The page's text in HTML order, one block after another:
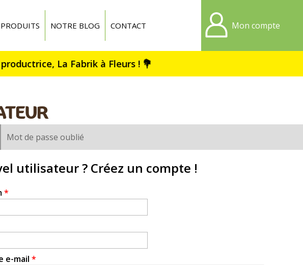
NOTRE BLOG CONTACT Mon compte
(onglet actif)
Mot de passe oublié
utilisateur ? Créez un compte !
*
e-mail *